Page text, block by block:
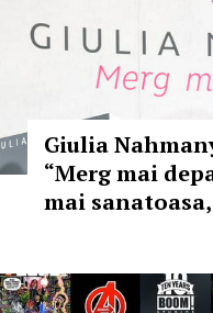
Giulia
“Merg mai
mai